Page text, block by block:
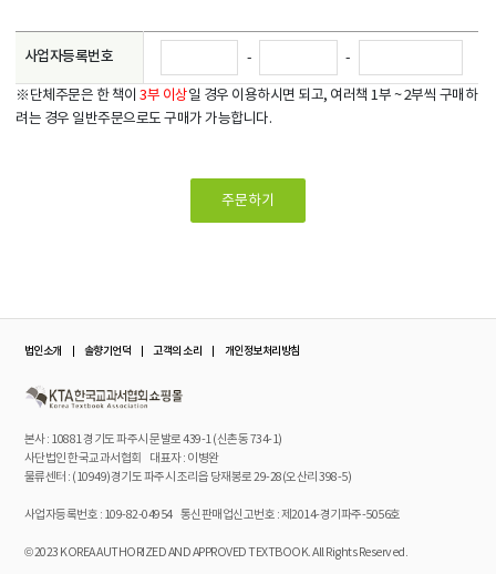
사업자등록번호 - -
※단체주문은 한 책이3부 이상일 경우 이용하시면 되고, 여러책 1부 ~ 2부씩 구매하
려는 경우 일반주문으로도 구매가 가능합니다.
주문하기
법인소개 솔향기언덕 고객의 소리 개인정보처리방침
본사 : 10881 경기도 파주시 문발로 439-1 (신촌동 734-1)
사단법인 한국교과서협회 대표자 : 이병완
물류센터 : (10949)경기도 파주시 조리읍 당재봉로 29-28(오산리 398-5)
사업자등록번호 : 109-82-04954 통신판매업신고번호 : 제2014-경기파주-5056호
© 2023 KOREA AUTHORIZED AND APPROVED TEXTBOOK. All Rights Reserved.